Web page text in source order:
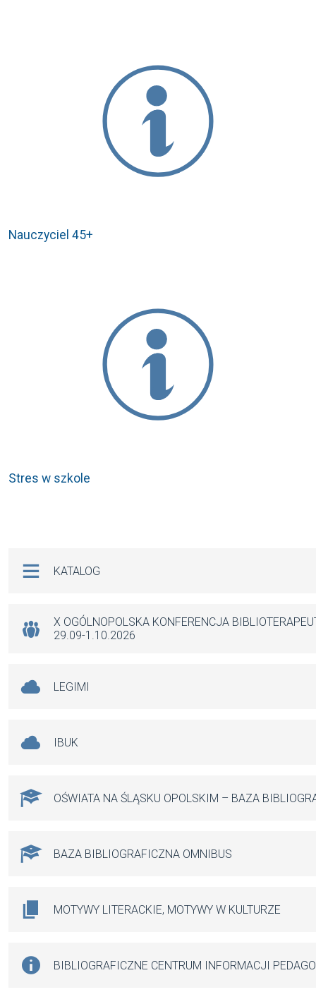
Nauczyciel 45+
Stres w szkole
KATALOG
X OGÓLNOPOLSKA KONFERENCJA
29.09-1.10.2026
LEGIMI
IBUK
OŚWIATA NA ŚLĄSKU OPOLSKIM – BAZA
BAZA BIBLIOGRAFICZNA OMNIBUS
MOTYWY LITERACKIE, MOTYWY W KULTURZE
BIBLIOGRAFICZNE CENTRUM INFORMACJI